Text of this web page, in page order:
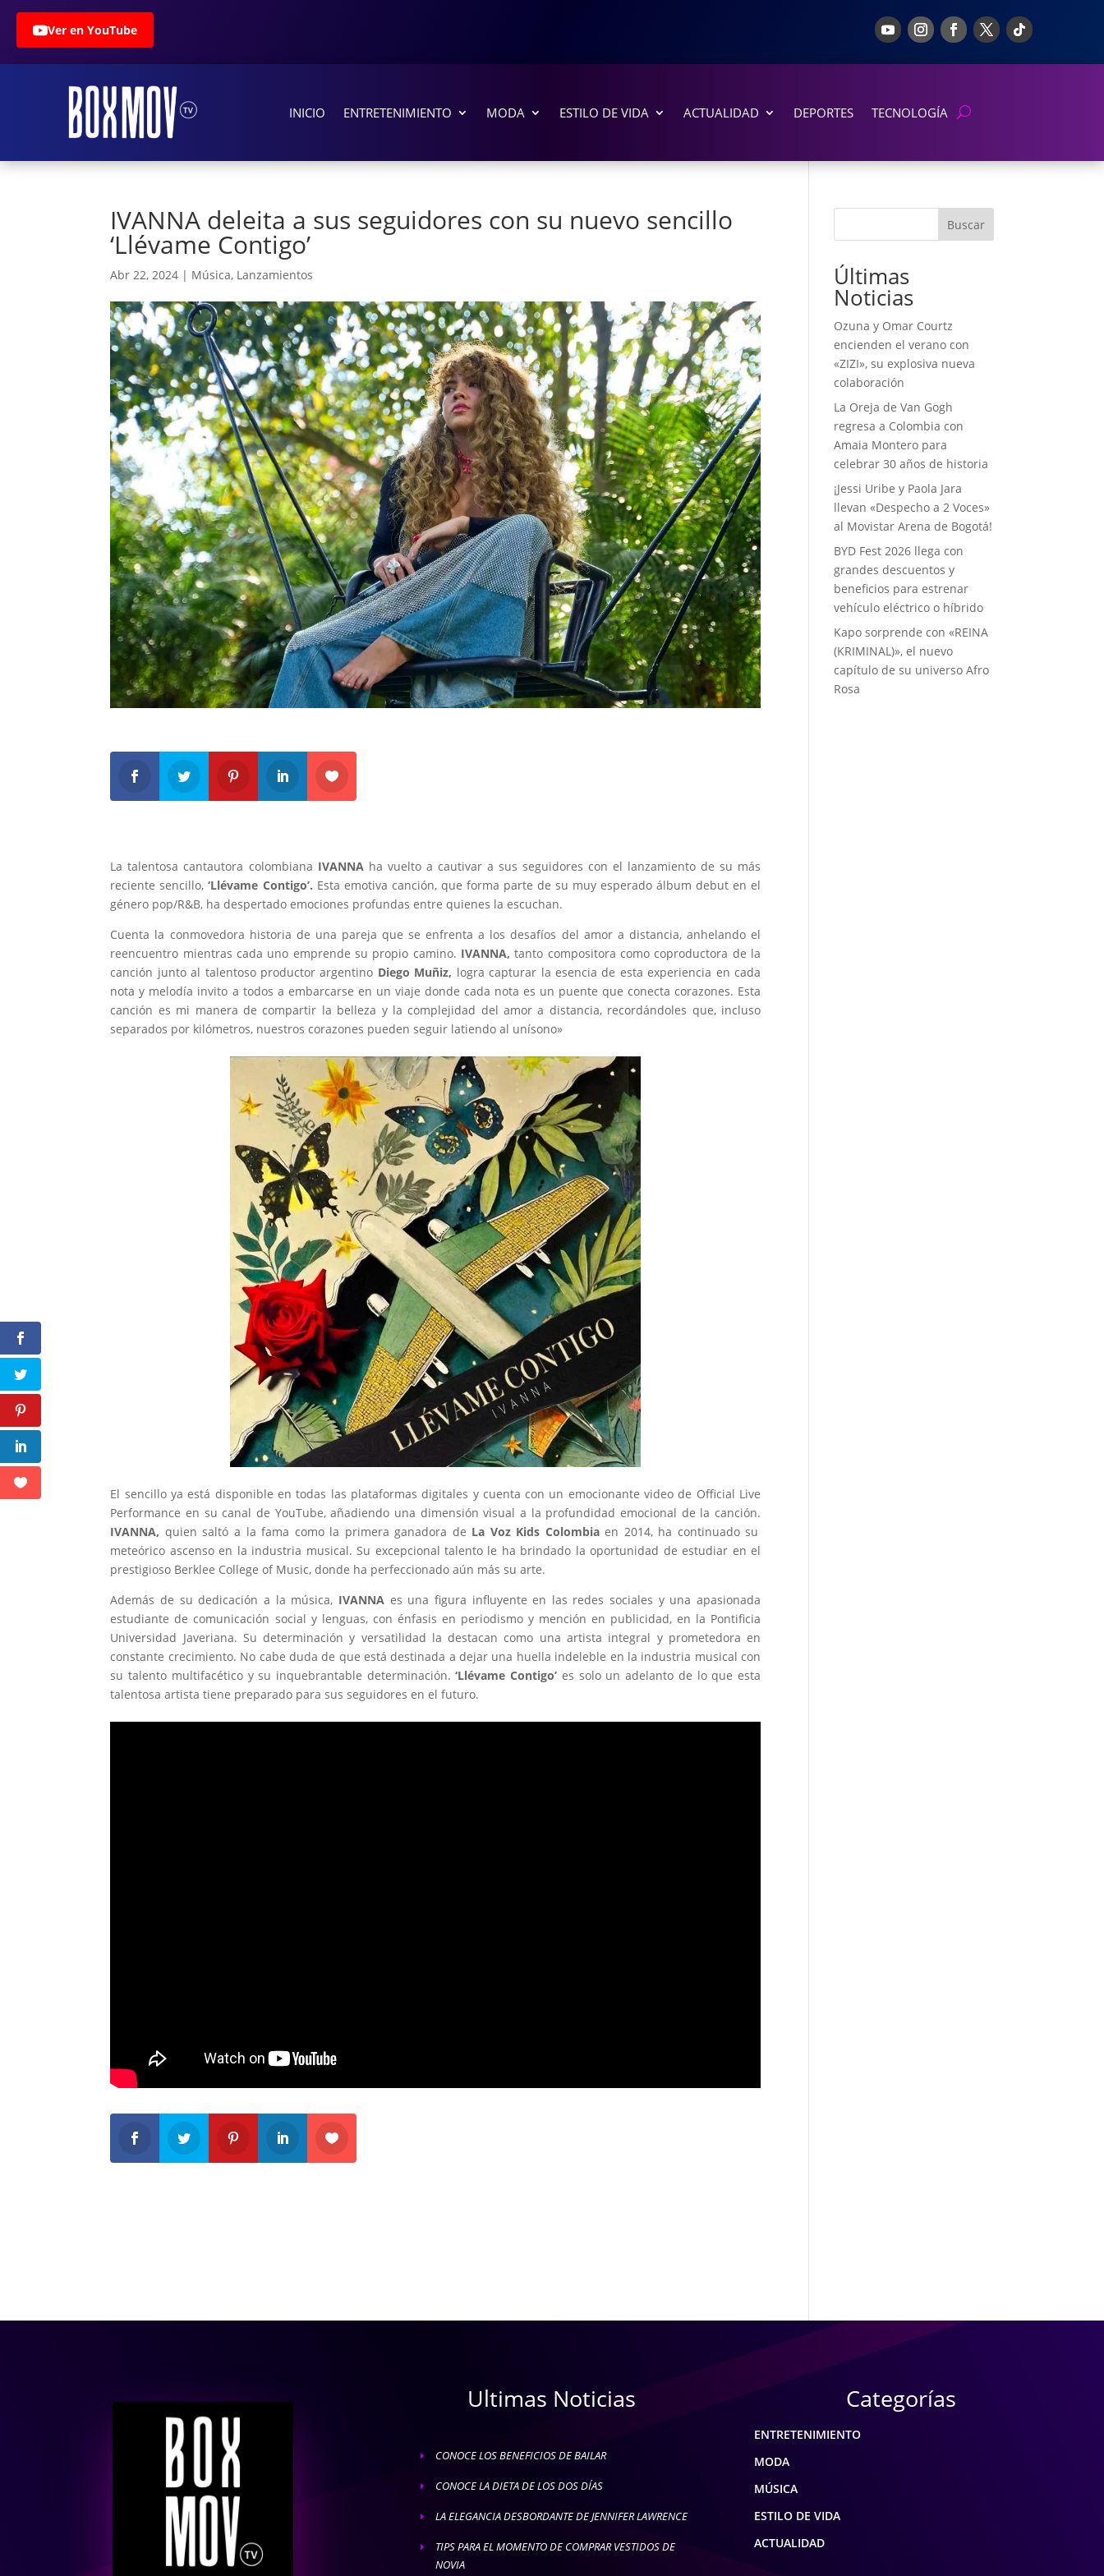
Ver en YouTube
INICIO ENTRETENIMIENTO MODA ESTILO DE VIDA ACTUALIDAD DEPORTES TECNOLOGÍA
IVANNA deleita a sus seguidores con su nuevo sencillo
‘Llévame Contigo’
Abr 22, 2024 | Música, Lanzamientos
La talentosa cantautora colombiana IVANNAha vuelto a cautivar a sus seguidores con el lanzamiento de su más
reciente sencillo, ‘Llévame Contigo’. Esta emotiva canción, que forma parte de su muy esperado álbum debut en el
género pop/R&B, ha despertado emociones profundas entre quienes la escuchan.
Cuenta la conmovedora historia de una pareja que se enfrenta a los desafíos del amor a distancia, anhelando el
reencuentro mientras cada uno emprende su propio camino. IVANNA, tanto compositora como coproductora de la
canción junto al talentoso productor argentino Diego Muñiz, logra capturar la esencia de esta experiencia en cada
nota y melodía invito a todos a embarcarse en un viaje donde cada nota es un puente que conecta corazones. Esta
canción es mi manera de compartir la belleza y la complejidad del amor a distancia, recordándoles que, incluso
separados por kilómetros, nuestros corazones pueden seguir latiendo al unísono»
El sencillo ya está disponible en todas las plataformas digitales y cuenta con un emocionante video de Official Live
Performance en su canal de YouTube, añadiendo una dimensión visual a la profundidad emocional de la canción.
IVANNA, quien saltó a la fama como la primera ganadora de La Voz Kids Colombiaen 2014, ha continuado su
meteórico ascenso en la industria musical. Su excepcional talento le ha brindado la oportunidad de estudiar en el
prestigioso Berklee College of Music, donde ha perfeccionado aún más su arte.
Además de su dedicación a la música, IVANNAes una figura influyente en las redes sociales y una apasionada
estudiante de comunicación social y lenguas, con énfasis en periodismo y mención en publicidad, en la Pontificia
Universidad Javeriana. Su determinación y versatilidad la destacan como una artista integral y prometedora en
constante crecimiento. No cabe duda de que está destinada a dejar una huella indeleble en la industria musical con
su talento multifacético y su inquebrantable determinación. ‘Llévame Contigo’ es solo un adelanto de lo que esta
talentosa artista tiene preparado para sus seguidores en el futuro.
Buscar
Últimas
Noticias
Ozuna y Omar Courtz
encienden el verano con
«ZIZI», su explosiva nueva
colaboración
La Oreja de Van Gogh
regresa a Colombia con
Amaia Montero para
celebrar 30 años de historia
¡Jessi Uribe y Paola Jara
llevan «Despecho a 2 Voces»
al Movistar Arena de Bogotá!
BYD Fest 2026 llega con
grandes descuentos y
beneficios para estrenar
vehículo eléctrico o híbrido
Kapo sorprende con «REINA
(KRIMINAL)», el nuevo
capítulo de su universo Afro
Rosa
Ultimas Noticias
E CONOCE LOS BENEFICIOS DE BAILAR
E CONOCE LA DIETA DE LOS DOS DÍAS
E LA ELEGANCIA DESBORDANTE DE JENNIFER LAWRENCE
E
TIPS PARA EL MOMENTO DE COMPRAR VESTIDOS DE
NOVIA
Categorías
ENTRETENIMIENTO
MODA
MÚSICA
ESTILO DE VIDA
ACTUALIDAD